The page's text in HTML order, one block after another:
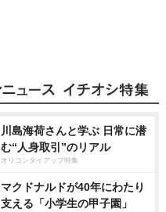
川島海荷さんと学ぶ 日常に潜
む“人身取引”のリアル
オリコンタイアップ特集
マクドナルドが40年にわたり
支える「小学生の甲子園」